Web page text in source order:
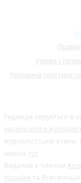
Умови і
Рекламна політика
Редакція керується в
українського
журналістської етики.
можна тут
Видання є членом
України та